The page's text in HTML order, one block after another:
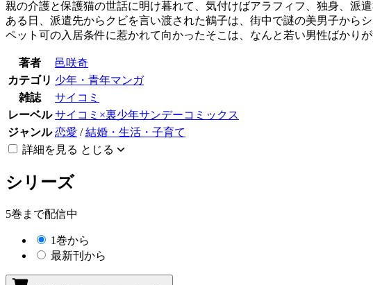
親の介護と保護猫の世話に明け暮れて、気付けばアラフィフ、独身、派
ある日、派遣先からクビを言い渡された鶴子は、街中で謎の美男子から
ペット可の入居条件に惹かれて向かったそこは、なんと若い男性ばかり
著者
邑咲奇
カテゴリ 少年・青年マンガ
雑誌
サイコミ
レーベル サイコミ×裏少年サンデーコミックス
ジャンル 恋愛 /結婚・生活・子育て
詳細を見る とじる
シリーズ
5巻まで配信中
1巻から
最新刊から